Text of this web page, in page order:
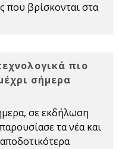
που βρίσκονται στα
πιο
σήμερα
σε εκδήλωση
τα νέα και